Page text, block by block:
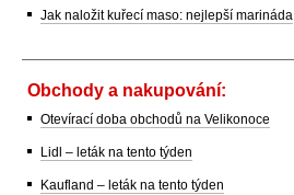
Jak naložit kuřecí maso: nejlepší marináda
Obchody a nakupování:
Otevírací doba obchodů na Velikonoce
Lidl – leták na tento týden
Kaufland – leták na tento týden